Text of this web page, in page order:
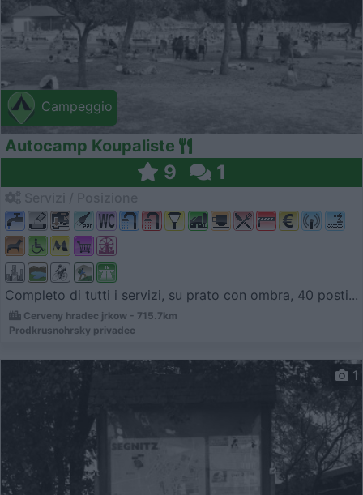
Campeggio
Autocamp Koupaliste
9 1
Completo di tutti i servizi, su prato con ombra, 40 posti...
Cerveny hradec jrkow - 715.7km
Prodkrusnohrsky privadec
1